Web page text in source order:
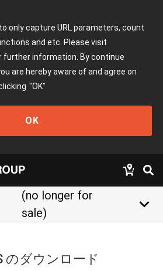
only capture URL parameters, count
and etc. Please visit
further information. By continue
are hereby aware of and agree on
"OK"
OK
(no longer for
sale)
keyboard_arrow_down
のダウンロード